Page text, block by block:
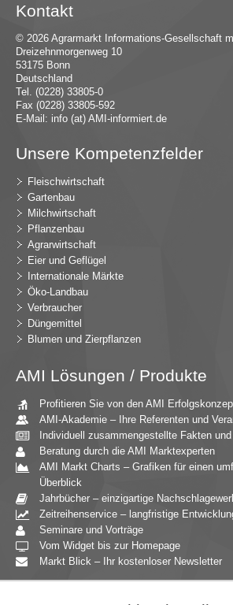
Kontakt
© 2026 Agrarmarkt Informations-Gesellschaft
Dreizehnmorgenweg 10
53175 Bonn
Deutschland
Tel. (0228) 33805-0
Fax (0228) 33805-592
E-Mail: info (at) AMI-informiert.de
Unsere Kompetenzfelder
Fleischwirtschaft
Gartenbau
Milchwirtschaft
Pflanzenbau
Agrarwirtschaft
Eier und Geflügel
Internationale Märkte
Öko-Landbau
Verbraucher
Düngemittel
Blumen und Zierpflanzen
AMI Lösungen / Produkte
Profitieren Sie von den AMI
AMI-Akademie – Ihre Referenten und
Individuell zusammengestellte Fakten und
Beratung durch die AMI Marktexperten
AMI Markt Charts – Grafiken für einen
Überblick
Jahrbücher – einzigartige
Zeitreihenservice – langfristige
Seminare und Vorträge
Vom Widget bis zur Homepage
Markt Blick – Ihr kostenloser Newsletter